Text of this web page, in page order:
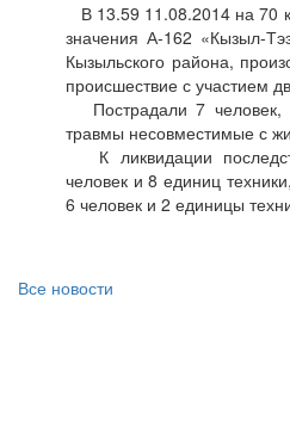
В 13.59 11.08.2014 на 70
значения А-162 «Кызыл-
Кызыльского района,
происшествие с участием
Пострадали 7 человек,
травмы несовместимые с
К ликвидации
человек и 8 единиц
6 человек и 2 единицы
Все новости